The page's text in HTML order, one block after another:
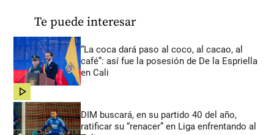
Te puede interesar
“La coca dará paso al coco, al cacao, al
café”: así fue la posesión de De la Espriella
en Cali
share
DIM buscará, en su partido 40 del año,
ratificar su “renacer” en Liga enfrentando al